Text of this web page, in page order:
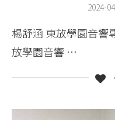
2024-
楊舒涵 東放學園音響
放學園音響 …